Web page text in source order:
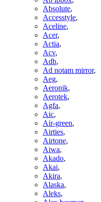
Absolute,
Accesstyle,
Aceline,
Acer,
Actia,
Acv,
Adb,
Ad notam mirror,
Aeg,
Aeronik,
Aerotek,
Agfa,
Aic,
Air-green,
Airties,
Airtone,
Aiwa,
Akado,
Akai,
Akira,
Alaska,
Aleks,